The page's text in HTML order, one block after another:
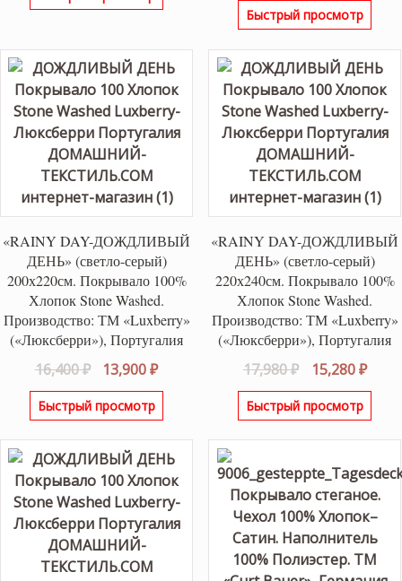
составляла
Быстрый просмотр
«RAINY DAY-ДОЖДЛИВЫЙ
ДЕНЬ» (светло-серый)
200х220см. Покрывало 100%
Хлопок Stone Washed.
Производство: ТМ «Luxberry»
(«Люксберри»), Португалия
16,400₽
Первоначальная
цена
составляла
13,900₽Текущая
цена:
Быстрый просмотр
«RAINY DAY-ДОЖДЛИВЫЙ
ДЕНЬ» (светло-серый)
220х240см. Покрывало 100%
Хлопок Stone Washed.
Производство: ТМ «Luxberry»
(«Люксберри»), Португалия
17,980₽
цена
составляла
15,280₽
Быстрый просмотр